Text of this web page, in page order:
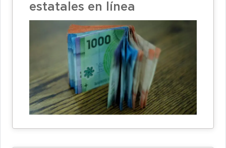
estatales en línea